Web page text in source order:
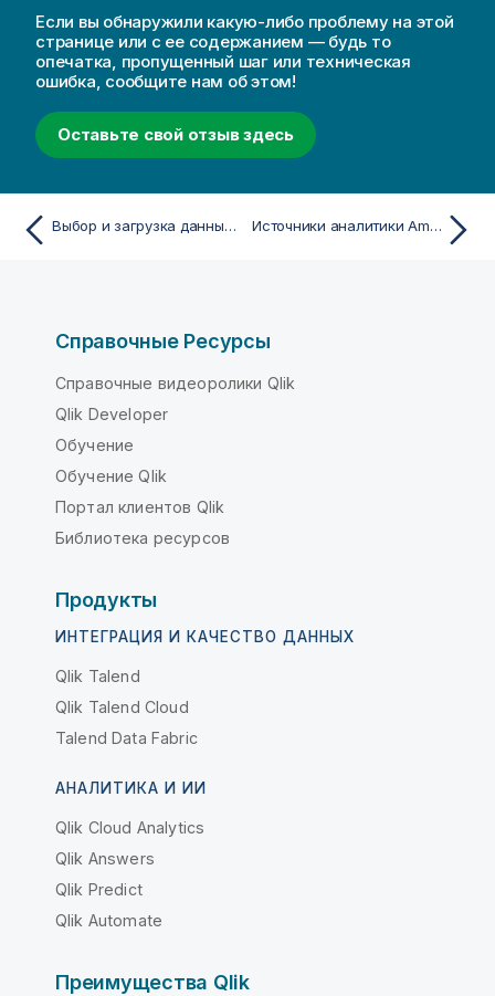
Если вы обнаружили какую-либо проблему на этой
странице или с ее содержанием — будь то
опечатка, пропущенный шаг или техническая
ошибка, сообщите нам об этом!
Оставьте свой отзыв здесь
Выбор и загрузка данных из подключения Advanced Analytics Источники аналитики Amazon Bedrock
Справочные Ресурсы
Справочные видеоролики Qlik
Qlik Developer
Обучение
Обучение Qlik
Портал клиентов Qlik
Библиотека ресурсов
Продукты
ИНТЕГРАЦИЯ И КАЧЕСТВО ДАННЫХ
Qlik Talend
Qlik Talend Cloud
Talend Data Fabric
АНАЛИТИКА И ИИ
Qlik Cloud Analytics
Qlik Answers
Qlik Predict
Qlik Automate
Преимущества Qlik